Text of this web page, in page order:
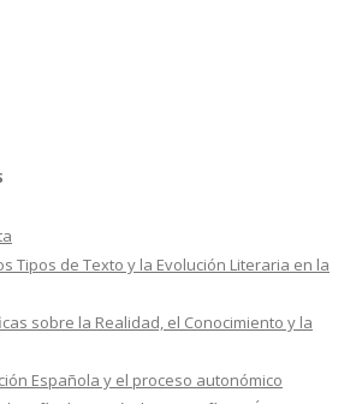
Tipos de Texto y la Evolución Literaria en la
sobre la Realidad, el Conocimiento y la
Española y el proceso autonómico